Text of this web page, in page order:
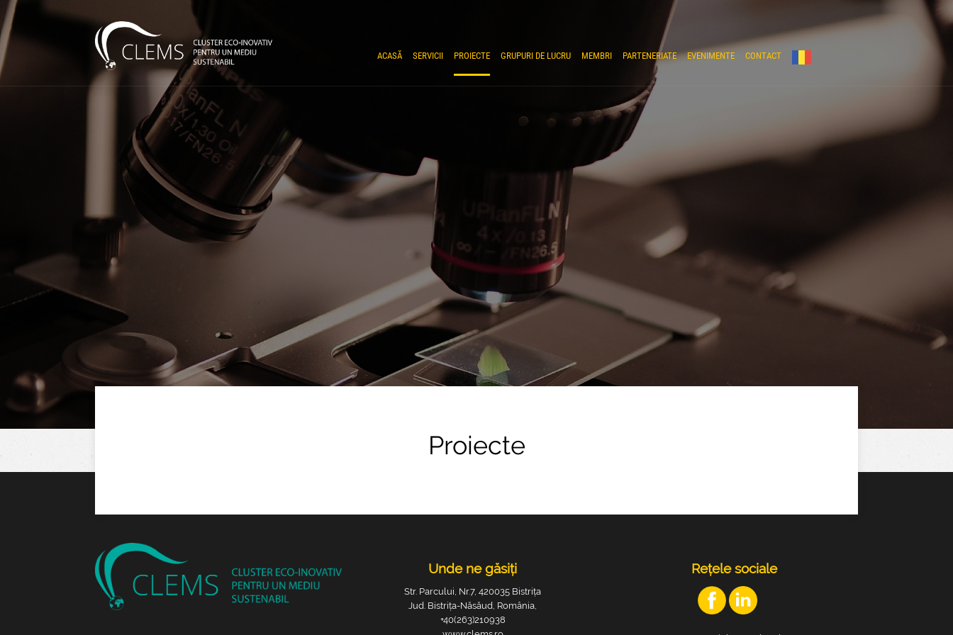
ACASĂ SERVICII PROIECTE GRUPURI DE LUCRU MEMBRI PARTENERIATE EVENIMENTE CONTACT
Proiecte
Unde ne găsiți
Str. Parcului, Nr.7, 420035 Bistrița
Jud. Bistrița-Năsăud, România,
+40(263)210938
Rețele sociale